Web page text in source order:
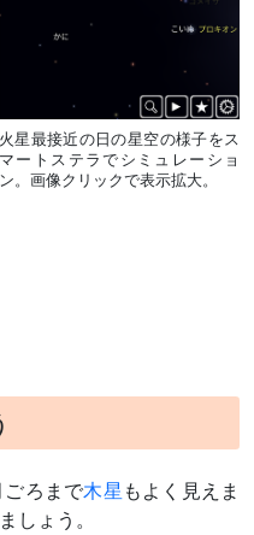
～宵
接近17日ごろ
方～宵／北太平洋などで火星食
日本時間10時ごろ）
火星最接近の日の星空の様子をス
マートステラでシミュレーショ
ン。画像クリックで表示拡大。
ごろまで木星もよく見えま
しょう。